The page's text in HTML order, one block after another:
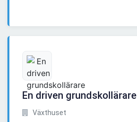
En driven grundskollärare
Växthuset